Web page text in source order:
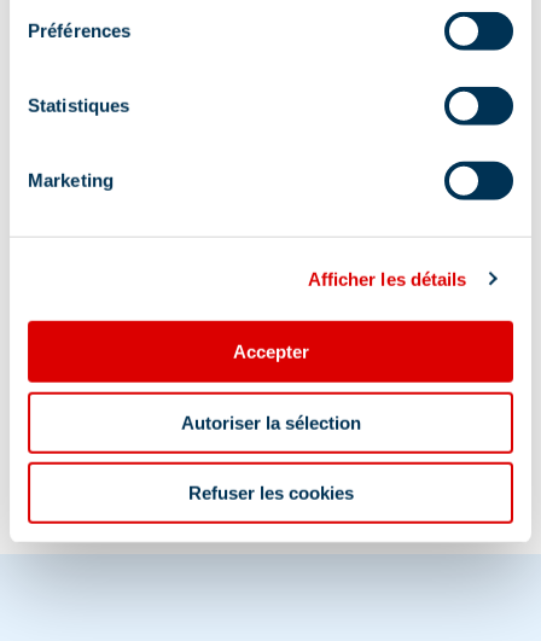
Préférences
Statistiques
Marketing
Afficher les détails
Accepter
Autoriser la sélection
Refuser les cookies
Vertrek vanaf de pendelbushalte "le Châtelet"
Mottaret)
05/27/2026.